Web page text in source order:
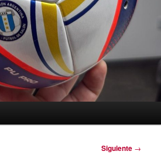
Siguiente →